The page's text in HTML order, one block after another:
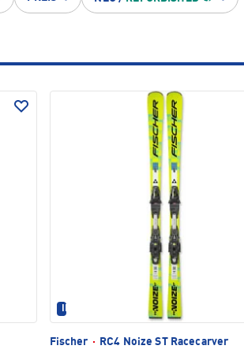
IM SET ERHÄLTLICH
Fischer · RC4 Noize ST Racecarver